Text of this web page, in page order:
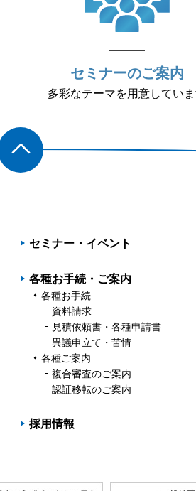
セミナーのご案内
多彩なテーマを用意してい
セミナー・イベント
各種お手続・ご案内
各種お手続
資料請求
見積依頼書・各種申請書
異議申立て・苦情
各種ご案内
複合審査のご案内
認証移転のご案内
採用情報